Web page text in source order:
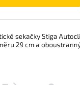
sekačky Stiga
29 cm a